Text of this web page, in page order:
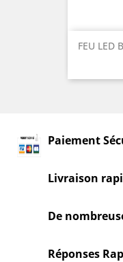
FEU LED
Paiement
Livraison
De
Réponses